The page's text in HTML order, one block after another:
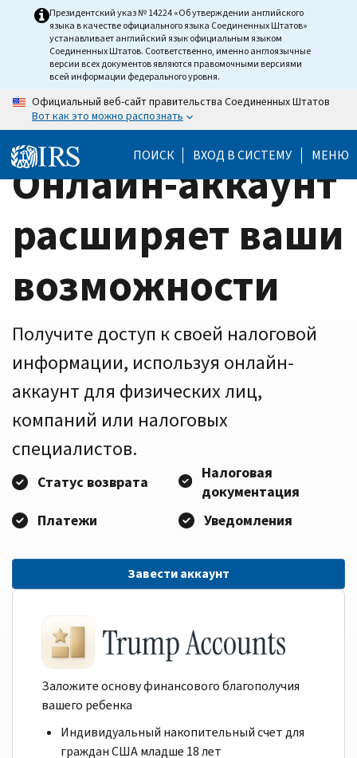
HomeПрезидентский указ № 14224 «Об утверждении английского
языка в качестве официального языка Соединенных Штатов»
устанавливает английский язык официальным языком
Соединенных Штатов. Соответственно, именно англоязычные
версии всех документов являются правомочными версиями
всей информации федерального уровня.
Официальный веб-сайт правительства Соединенных Штатов
Вот как это можно распознать
ПОИСК ВХОД В СИСТЕМУ МЕНЮ
Онлайн-аккаунт
расширяет ваши
возможности
Получите доступ к своей налоговой
информации, используя онлайн-
аккаунт для физических лиц,
компаний или налоговых
специалистов.
Статус возврата
Налоговая
документация
Платежи
Уведомления
Завести аккаунт
Заложите основу финансового благополучия
вашего ребенка
Индивидуальный накопительный счет для
граждан США младше 18 лет